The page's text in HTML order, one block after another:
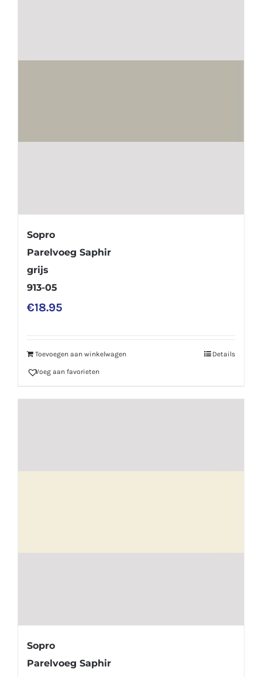
Sopro
Parelvoeg Saphir
grijs
913-05
€18.95
Toevoegen aan winkelwagen Details
Voeg aan favorieten
Sopro
Parelvoeg Saphir